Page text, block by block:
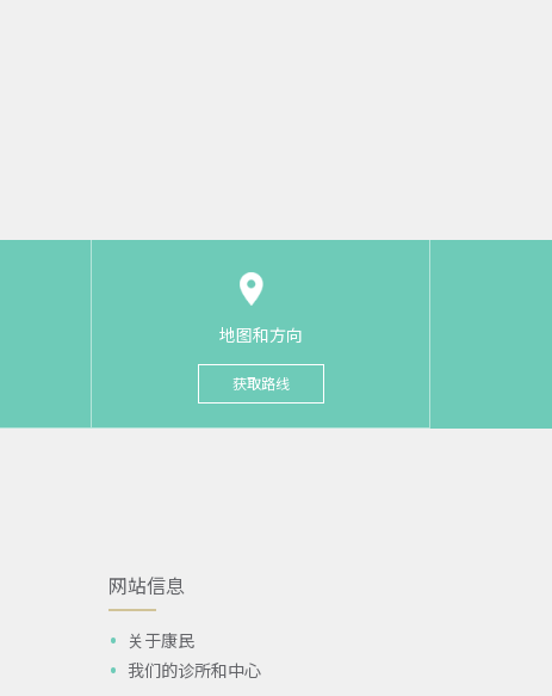
地图和方向
获取路线
网站信息
关于康民
我们的诊所和中心